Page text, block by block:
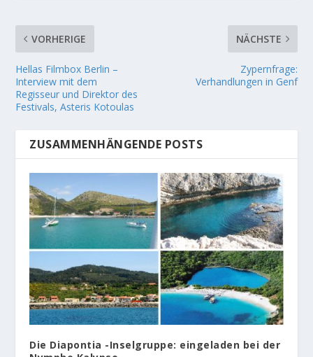
VORHERIGE
Hellas Filmbox Berlin –
Interview mit dem
Regisseur und Direktor des
Festivals, Asteris Kotoulas
NÄCHSTE
Zypernfrage:
Verhandlungen in Genf
ZUSAMMENHÄNGENDE POSTS
Die Diapontia -Inselgruppe: eingeladen bei der